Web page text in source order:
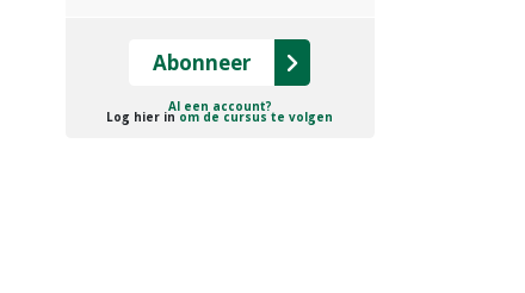
Abonneer
Al een account?
Log hier in om de cursus te volgen